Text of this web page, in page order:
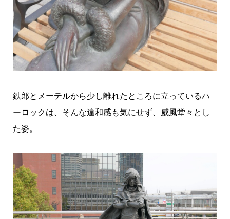
鉄郎とメーテルから少し離れたところに立っているハ
ーロックは、そんな違和感も気にせず、威風堂々とし
た姿。